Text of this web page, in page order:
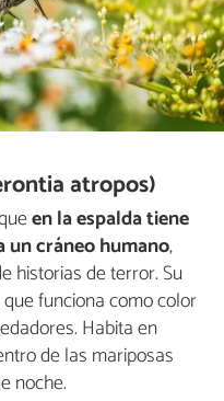
atropos)
en la espalda tiene
un cráneo humano,
historias de terror. Su
funciona como color
Habita en
de las mariposas
noche.